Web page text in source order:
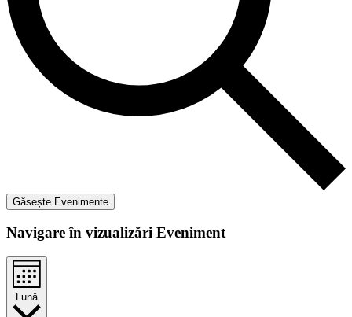
Găsește Evenimente
Navigare în vizualizări Eveniment
Lună